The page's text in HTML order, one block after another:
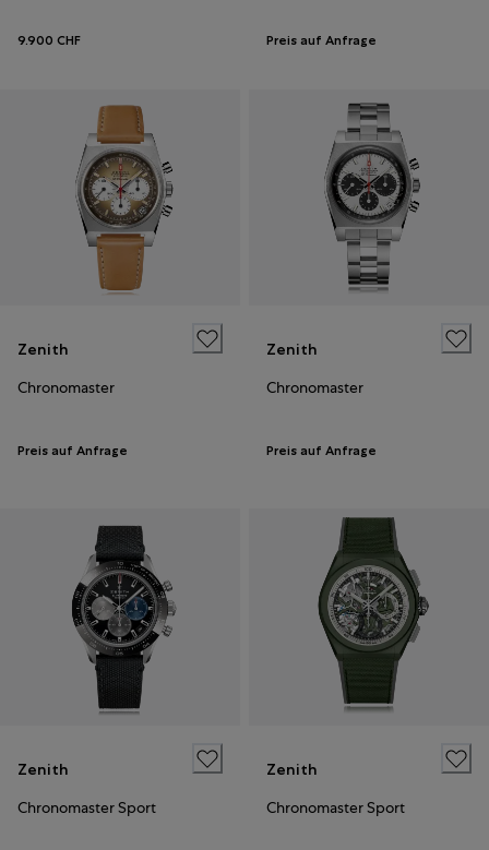
9.900 CHF Preis auf Anfrage
Zenith
Chronomaster
Preis auf Anfrage
Zenith
Chronomaster
Preis auf Anfrage
Zenith
Chronomaster Sport
Zenith
Chronomaster Sport